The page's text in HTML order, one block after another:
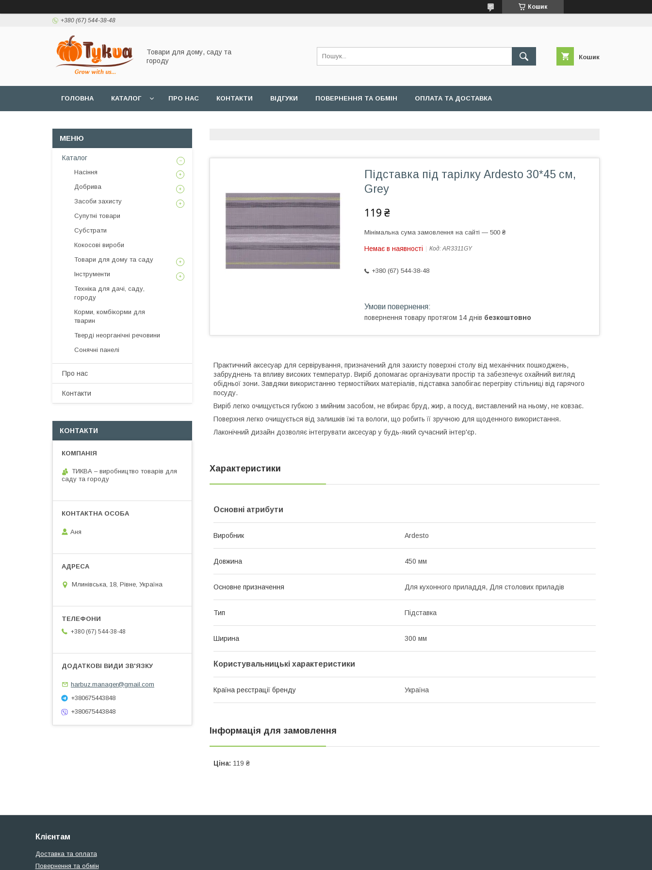
Кошик
+380 (67) 544-38-48
Товари для дому, саду та
городу
Кошик
ГОЛОВНА КАТАЛОГ ПРО НАС КОНТАКТИ ВІДГУКИ ПОВЕРНЕННЯ ТА ОБМІН ОПЛАТА ТА ДОСТАВКА
Підставка під тарілку Ardesto 30*45 см,
Grey
119 ₴
Мінімальна сума замовлення на сайті — 500 ₴
Немає в наявності Код:AR3311GY
+380 (67) 544-38-48
повернення товару протягом 14 днів безкоштовно
Практичний аксесуар для сервірування, призначений для захисту поверхні столу від механічних пошкоджень,
забруднень та впливу високих температур. Виріб допомагає організувати простір та забезпечує охайний вигляд
обідньої зони. Завдяки використанню термостійких матеріалів, підставка запобігає перегріву стільниці від гарячого
посуду.
Виріб легко очищується губкою з мийним засобом, не вбирає бруд, жир, а посуд, виставлений на ньому, не ковзає.
Поверхня легко очищується від залишків їжі та вологи, що робить її зручною для щоденного використання.
Лаконічний дизайн дозволяє інтегрувати аксесуар у будь-який сучасний інтер'єр.
Характеристики
Основні атрибути
Виробник Ardesto
Довжина 450 мм
Основне призначення Для кухонного приладдя, Для столових приладів
Тип Підставка
Ширина 300 мм
Користувальницькі характеристики
Країна реєстрації бренду Україна
Інформація для замовлення
Ціна: 119 ₴
Каталог
Насіння
Добрива
Засоби захисту
Супутні товари
Субстрати
Кокосові вироби
Товари для дому та саду
Інструменти
Техніка для дачі, саду,
городу
Корми, комбікорми для
тварин
Тверді неорганічні речовини
Сонячні панелі
Про нас
Контакти
КОНТАКТИ
ТИКВА – виробництво товарів для
саду та городу
Аня
Млинівська, 18, Рівне, Україна
+380 (67) 544-38-48
harbuz.manager@gmail.com
+380675443848
+380675443848
Клієнтам
Доставка та оплата
Повернення та обмін